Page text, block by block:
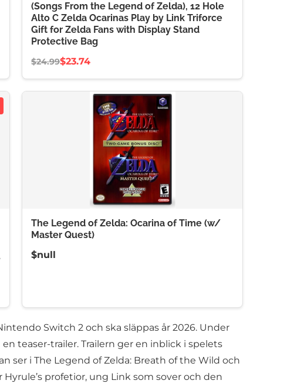
(Songs From the Legend of Zelda), 12 Hole
Alto C Zelda Ocarinas Play by Link Triforce
Gift for Zelda Fans with Display Stand
Protective Bag
$24.99$23.74
The Legend of Zelda: Ocarina of Time (w/
Master Quest)
$null
Switch 2 och ska släppas år 2026. Under
teaser-trailer. Trailern ger en inblick i spelets
ser i The Legend of Zelda: Breath of the Wild och
profetior, ung Link som sover och den